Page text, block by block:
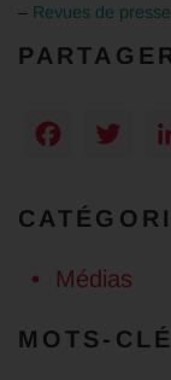
– Revues de
Médias
MOTS-